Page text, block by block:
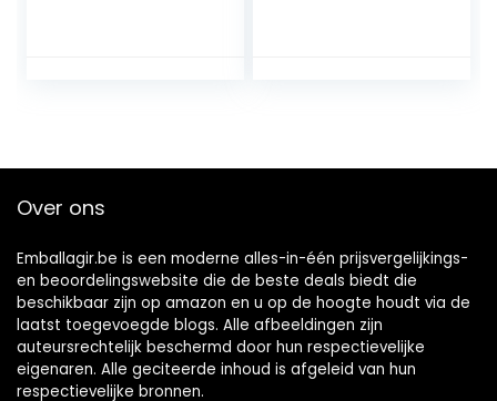
n (Size : 6L)
Over ons
Emballagir.be is een moderne alles-in-één prijsvergelijkings-
en beoordelingswebsite die de beste deals biedt die
beschikbaar zijn op amazon en u op de hoogte houdt via de
laatst toegevoegde blogs. Alle afbeeldingen zijn
auteursrechtelijk beschermd door hun respectievelijke
eigenaren. Alle geciteerde inhoud is afgeleid van hun
respectievelijke bronnen.